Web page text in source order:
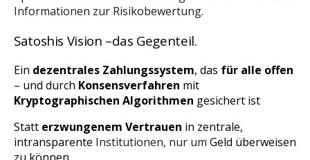
Informationen zur Risikobewertung.
Satoshis Vision –das Gegenteil.
Ein dezentrales Zahlungssystem, das für alle offen
– und durch Konsensverfahren mit
Kryptographischen Algorithmen gesichert ist
Statt erzwungenem Vertrauen in zentrale,
intransparente Institutionen, nur um Geld überweisen